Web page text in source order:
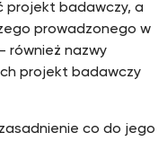
projekt badawczy, a
prowadzonego w
również nazwy
projekt badawczy
co do jego